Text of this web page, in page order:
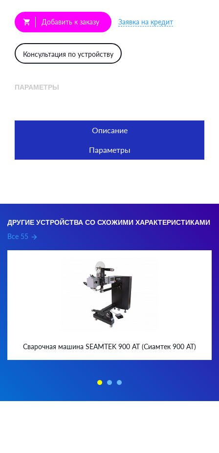
Описание
Параметры
shopping_cart Добавить к заказу Заявка на кредит
Консультация по устройству
ПАРАМЕТРЫ
ДРУГИЕ УСТРОЙСТВА СО СХОЖИМИ ХАРАКТЕРИСТИКАМИ
Все 55 arrow_forward
Сварочная машина SEAMTEK 900 AT (Сиамтек 900 AT)